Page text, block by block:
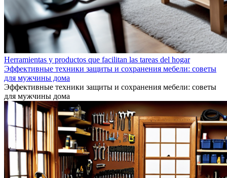
Herramientas y productos que facilitan las tareas del hogar
Эффективные техники защиты и сохранения мебели: советы
для мужчины дома
Эффективные техники защиты и сохранения мебели: советы
для мужчины дома